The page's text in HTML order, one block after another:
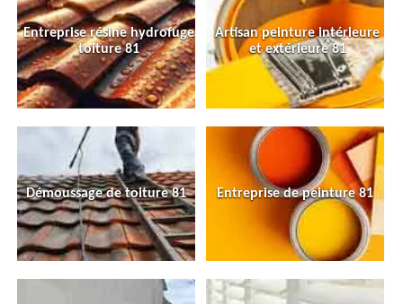
Entreprise résine hydrofuge
toiture 81
Artisan peinture intérieure
et extérieure 81
Démoussage de toiture 81 Entreprise de peinture 81